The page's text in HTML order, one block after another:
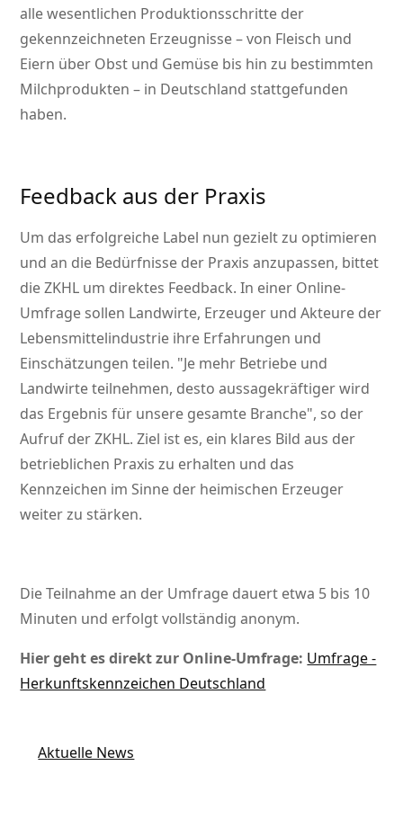
alle wesentlichen Produktionsschritte der
gekennzeichneten Erzeugnisse – von Fleisch und
Eiern über Obst und Gemüse bis hin zu bestimmten
Milchprodukten – in Deutschland stattgefunden
haben.
Feedback aus der Praxis
Um das erfolgreiche Label nun gezielt zu optimieren
und an die Bedürfnisse der Praxis anzupassen, bittet
die ZKHL um direktes Feedback. In einer Online-
Umfrage sollen Landwirte, Erzeuger und Akteure der
Lebensmittelindustrie ihre Erfahrungen und
Einschätzungen teilen. Je mehr Betriebe und
Landwirte teilnehmen, desto aussagekräftiger wird
das Ergebnis für unsere gesamte Branche , so der
Aufruf der ZKHL. Ziel ist es, ein klares Bild aus der
betrieblichen Praxis zu erhalten und das
Kennzeichen im Sinne der heimischen Erzeuger
weiter zu stärken.
Die Teilnahme an der Umfrage dauert etwa 5 bis 10
Minuten und erfolgt vollständig anonym.
Hier geht es direkt zur Online-Umfrage: Umfrage -
Herkunftskennzeichen Deutschland
Aktuelle News